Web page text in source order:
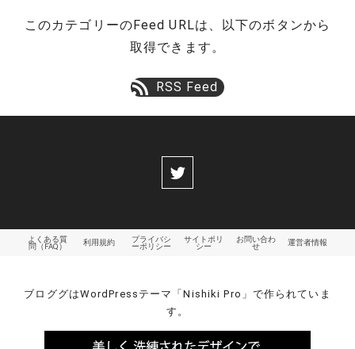
ペ
ー
このカテゴリーのFeed URLは、以下のボタンから
取得できます。
RSS Feed
よくある質
問（FAQ）
利用規約
プライバシ
ーポリシー
サイトポリ
シー
お問い合わ
せ
運営者情報
ブロググはWordPressテーマ「Nishiki Pro」で作られていま
す。